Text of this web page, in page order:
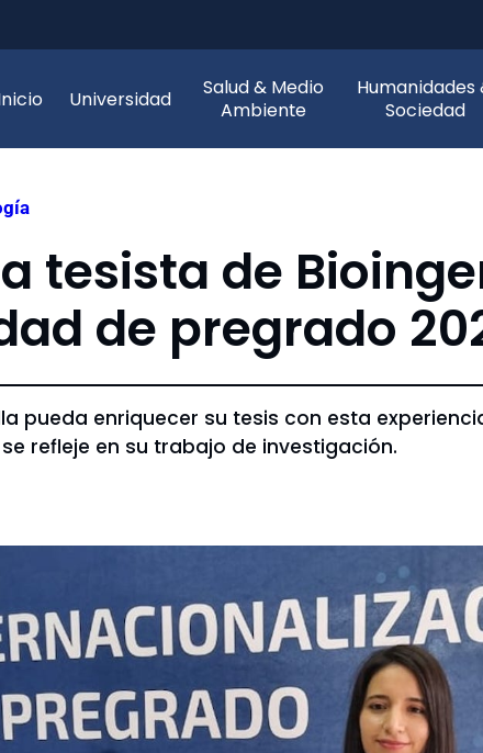
Universidad
Salud & Medio
Ambiente
Humanidades
Sociedad
tesista de
de pregrado
pueda enriquecer su tesis con esta
refleje en su trabajo de investigación.